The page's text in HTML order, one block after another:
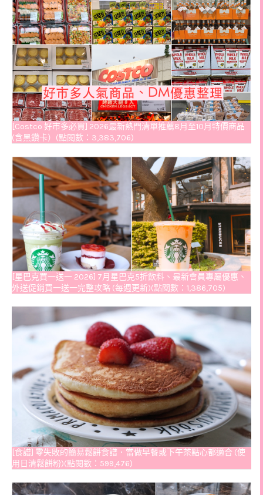
[Costco 好市多必買] 2026最新熱門清單推薦8月至10月特價商品
(含黑鑽卡）(點閱數：3,383,706)
[星巴克買一送一 2026] 7月星巴克5折飲料、最新會員專屬優惠、
外送促銷買一送一完整攻略 (每週更新)(點閱數：1,386,705)
[食譜] 零失敗的簡易鬆餅食譜．當做早餐或下午茶點心都適合 (使
用日清鬆餅粉)(點閱數：599,476)